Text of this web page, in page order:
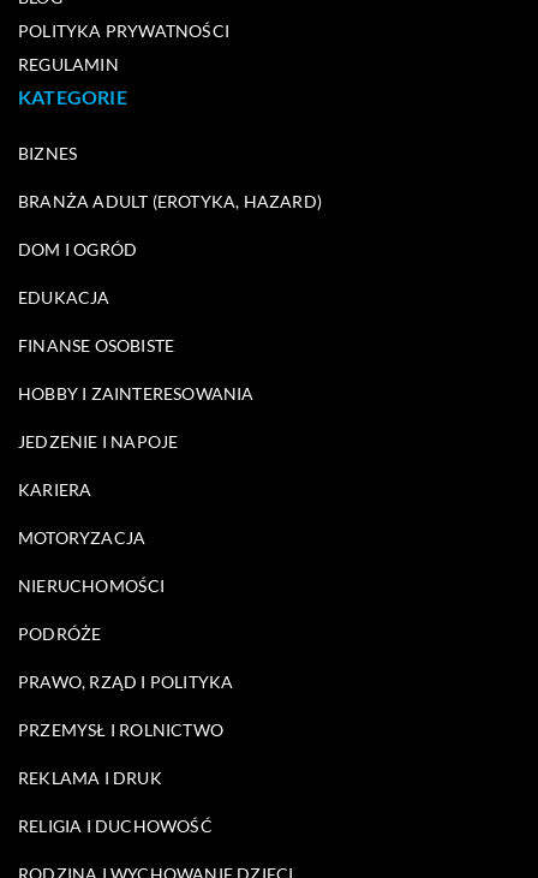
POLITYKA PRYWATNOŚCI
REGULAMIN
KATEGORIE
BIZNES
BRANŻA ADULT (EROTYKA, HAZARD)
DOM I OGRÓD
EDUKACJA
FINANSE OSOBISTE
HOBBY I ZAINTERESOWANIA
JEDZENIE I NAPOJE
KARIERA
MOTORYZACJA
NIERUCHOMOŚCI
PODRÓŻE
PRAWO, RZĄD I POLITYKA
PRZEMYSŁ I ROLNICTWO
REKLAMA I DRUK
RELIGIA I DUCHOWOŚĆ
RODZINA I WYCHOWANIE DZIECI